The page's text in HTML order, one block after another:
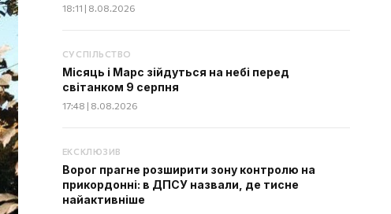
18:11 | 8.08.2026
СУСПІЛЬСТВО
Місяць і Марс зійдуться на небі перед
світанком 9 серпня
17:48 | 8.08.2026
ЕКСКЛЮЗИВ
Ворог прагне розширити зону контролю на
прикордонні: в ДПСУ назвали, де тисне
найактивніше